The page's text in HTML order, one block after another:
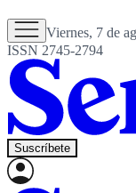
Viernes, 7 de
ISSN 2745-2794
Suscríbete